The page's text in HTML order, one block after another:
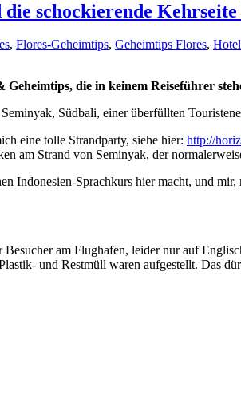
schockierende Kehrseite
, Flores-Geheimtips, Geheimtips Flores,
Geheimtips, die in keinem Reiseführer
Südbali, einer überfüllten
eine tolle Strandparty, siehe hier: http://
am Strand von Seminyak, der
Indonesien-Sprachkurs hier macht, und
am Flughafen, leider nur auf
und Restmüll waren aufgestellt. Das